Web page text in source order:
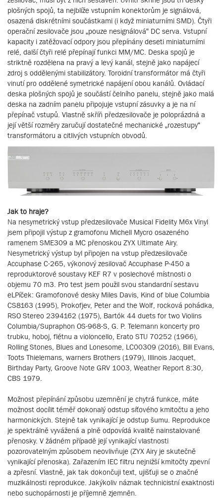
plošných spojů, ta nejblíže vstupním konektorům je signálová,
osazená diskrétními součástkami (i když miniaturními SMD). Čtyři
operační zesilovače jsou „pouze nesignálová“ DC serva. Vstupní
kapacity i zatěžovací odpory jsou přepínány deseti miniaturními
relé, další čtyři relé přepínají funkci MM/MC. Deska spojů je
striktně rozdělena na pravý a levý kanál, stejně jako napájecí
zdroj s oddělenými stabilizátory. Toroidní transformátor má čtyři
vinutí pro oddělené symetrické napájení obou kanálů. Ovládací
deska plošných spojů je součástí čelního panelu, stejně jako malá
deska na zadním panelu připojuje vstupní zásuvky a je na ní
přepínač vstupů. Vlastně skříň předzesilovače je poloprázdná a
její větší rozměry zaručují dostatečné mechanické „rozestupy“
transformátoru a citlivých vstupních obvodů.
Jak to hraje?
Na nesymetrický vstup předzesilovače Musical Fidelity M6x Vinyl
jsem připojil výstup z gramofonu Michell Mycro osazeného
ramenem SME309 a MC přenoskou ZYX Ultimate Airy.
Nesymetrický výstup byl připojen na vstup předzesilovače
Accuphase C-265, výkonový zesilovač Accuphase P-450 a
reproduktorové soustavy KEF R7 v poslechové místnosti o
objemu 70 m3. Pro test jsem použil svou standardní sestavu
eLPíček: Gramofonové desky Miles Davis, Kind of blue Columbia
CS8163 (1995), Prokofjev, Peter and the Wolf, rocková pohádka,
RSO Stereo 2394162 (1975), Bartók 44 duets for two Violins
Columbia/Supraphon OS-968-S, G. P. Telemann koncerty pro
trubku, hoboj, flétnu a violoncello, Erato STU 70252 (1966),
Rolling Stones, Blues and Lonesome, LC00309 (2016), Bill Evans,
Toots Thielemans, warners Brothers (1979), Illinois Jacquet,
Birthday Party, Groove Note GRV 1003, Weather Report 8:30,
CBS 1979.
Možnost přepínání způsobu uzemnění je chytrá funkce, máte
možnost docílit téměř dokonalý odstup síťového kmitočtu a jeho
harmonických. Stejně tak vynikající je odstup šumu. Reprodukce
je spektrálně vyvážená a plně odpovídá kvalitě nainstalované
přenosky. V žádném případě její vynikající vlastnosti
pozorovatelným způsobem neovlivňuje (ZYX Airy je skutečně
vynikající přenoska). Zařazením IEC filtru nejnižší kmitočty zpevní
a zpřesní. Vlastně, jak tak dokončuji text, ujišťuji se o značné
muzikálnosti reprodukce. Jakýkoliv náznak technicistní exaktnosti
nebo suchopárnosti je příjemně zjemněn.